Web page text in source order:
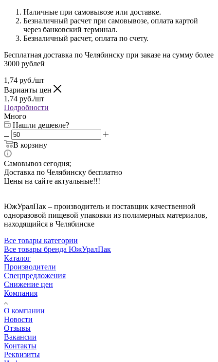
Наличные при самовывозе или доставке.
Безналичный расчет при самовывозе, оплата картой
через банковский терминал.
Безналичный расчет, оплата по счету.
Бесплатная доставка по Челябинску при заказе на сумму более
3000 рублей
1,74 руб./шт
Варианты цен
1,74 руб./шт
Подробности
Много
Нашли дешевле?
В корзину
Самовывоз сегодня;
Доставка по Челябинску бесплатно
Цены на сайте актуальные!!!
ЮжУралПак – производитель и поставщик качественной
одноразовой пищевой упаковки из полимерных материалов,
находящийся в Челябинске
Все товары категории
Все товары бренда ЮжУралПак
Каталог
Производители
Спецпредложения
Снижение цен
Компания
О компании
Новости
Отзывы
Вакансии
Контакты
Реквизиты